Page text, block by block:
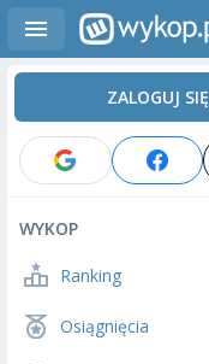
ZALOGUJ SIĘ
WYKOP
Ranking
Osiągnięcia